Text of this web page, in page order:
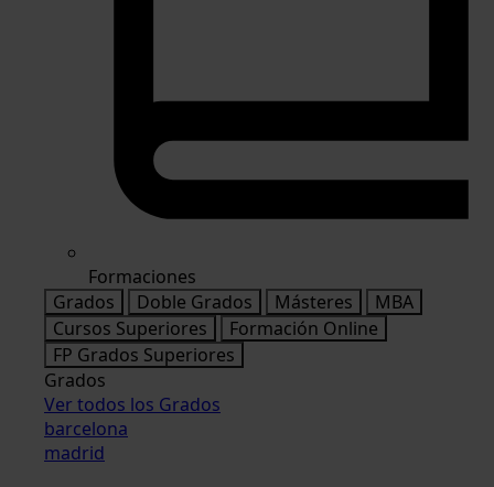
Formaciones
Grados
Doble Grados Másteres
MBA
Cursos Superiores
Formación Online
FP Grados Superiores
Grados
Ver todos los Grados
barcelona
madrid